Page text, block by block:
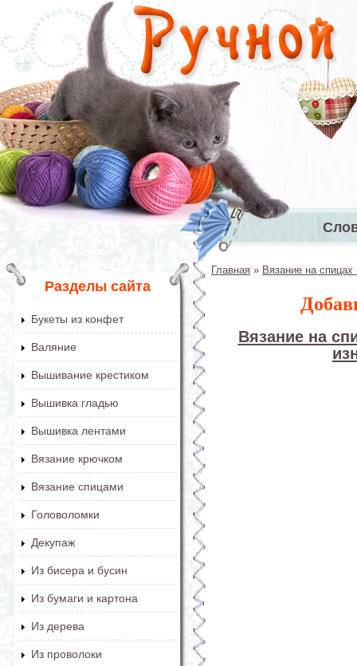
Перейти к основному содержанию
Главное
Разделы сайта
Букеты из конфет
Валяние
Вышивание крестиком
Вышивка гладью
Вышивка лентами
Вязание крючком
Вязание спицами
Головоломки
Декупаж
Из бисера и бусин
Из бумаги и картона
Из дерева
Из проволоки
Главная » Вязание на
Вязание на